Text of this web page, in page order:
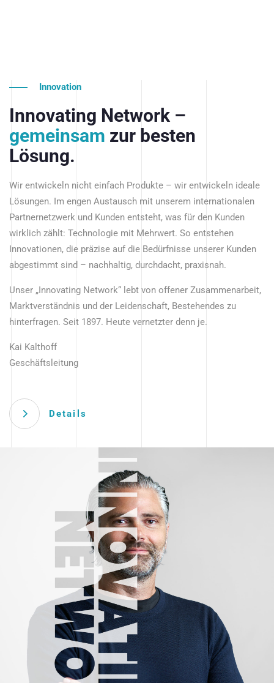
Innovation
Innovating Network –
gemeinsam zur besten
Lösung.
Wir entwickeln nicht einfach Produkte – wir entwickeln ideale
Lösungen. Im engen Austausch mit unserem internationalen
Partnernetzwerk und Kunden entsteht, was für den Kunden
wirklich zählt: Technologie mit Mehrwert. So entstehen
Innovationen, die präzise auf die Bedürfnisse unserer Kunden
abgestimmt sind – nachhaltig, durchdacht, praxisnah.
Unser „Innovating Network“ lebt von offener Zusammenarbeit,
Marktverständnis und der Leidenschaft, Bestehendes zu
hinterfragen. Seit 1897. Heute vernetzter denn je.
Kai Kalthoff
Geschäftsleitung
Details